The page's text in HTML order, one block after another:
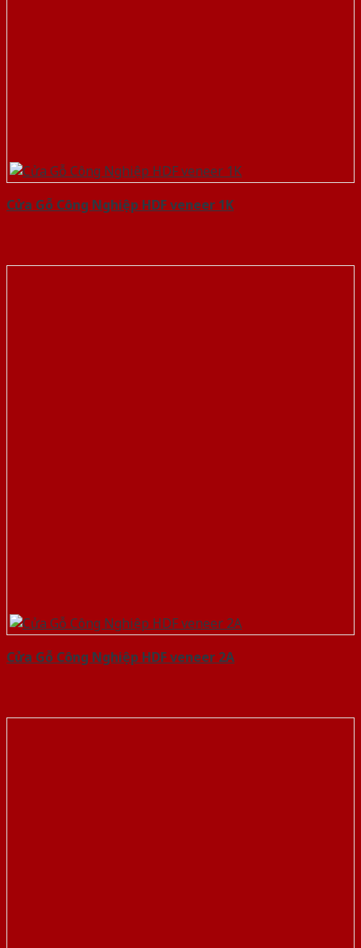
Cửa Gỗ Công Nghiệp HDF veneer 1K
Cửa Gỗ Công Nghiệp HDF veneer 2A